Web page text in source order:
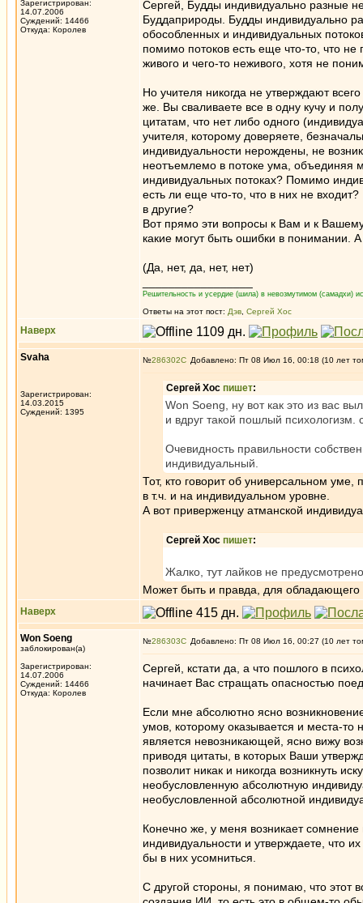
Зарегистрирован:
14.07.2006
Суждений: 14466
Откуда: Королев
Сергей, Будды индивидуально разные
Буддаприроды. Будды индивидуально
обособленных и индивидуальных
помимо потоков есть еще что-то, что не
живого и чего-то неживого, хотя не
Но учителя никогда не утверждают
же. Вы сваливаете все в одну кучу и
цитатам, что нет либо одного
учителя, которому доверяете,
индивидуальности нерождены, не
неотъемлемо в потоке ума, объединяя
индивидуальных потоках? Помимо
есть ли еще что-то, что в них не
в другие?
Вот прямо эти вопросы к Вам и к
какие могут быть ошибки в понимании.
(Да, нет, да, нет, нет)
Решительность и усердие (шила) в невозмутимом (самадхи)
Ответы на этот пост: Дэв Сергей Хос
Наверх
Svaha
Зарегистрирован:
14.03.2015
Суждений: 1395
№286302 Добавлено: Пт 08 Июл 16, 00:18 (10 лет
Сергей Хос пишет:
Won Soeng, ну вот как это из вас
и вдруг такой пошлый психологизм.
Очевидность правильности
индивидуальный.
Тот, кто говорит об универсальном
в т.ч. и на индивидуальном уровне.
А вот приверженцу атманской
Сергей Хос пишет:
Жалко, тут лайков не
Может быть и правда, для
Наверх
Won Soeng
заблокирован(а)
Зарегистрирован:
14.07.2006
Суждений: 14466
Откуда: Королев
№286303 Добавлено: Пт 08 Июл 16, 00:27 (10 лет
Сергей, кстати да, а что пошлого в
начинает Вас стращать опасностью
Если мне абсолютно ясно
умов, которому оказывается и места-то
является невозникающей, ясно вижу
приводя цитаты, в которых Ваши
позволит никак и никогда возникнуть
необусловленную абсолютную
необусловленной абсолютной
Конечно же, у меня возникает
индивидуальности и утверждаете, что
бы в них усомниться.
С другой стороны, я понимаю, что этот